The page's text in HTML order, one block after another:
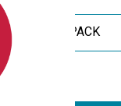
5-PACK